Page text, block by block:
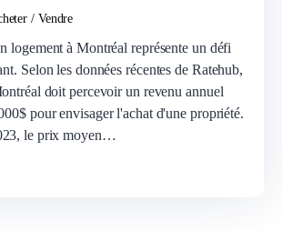
/ Vendre
logement à Montréal représente un défi
Selon les données récentes de Ratehub,
doit percevoir un revenu annuel
pour envisager l'achat d'une propriété.
le prix moyen…